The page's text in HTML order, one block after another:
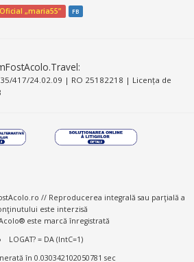
„maria55” FB
:
417/24.02.09 | RO 25182218 | Licența de
// Reproducerea integrală sau parţială a
este interzisă
este marcă înregistrată
LOGAT? = DA (IntC=1)
în 0.030342102050781 sec